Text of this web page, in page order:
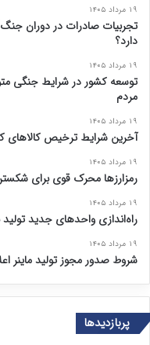
۱۹ مرداد ۱۴۰۵
تجربیات صادرات در دوران
دارد؟
۱۹ مرداد ۱۴۰۵
توسعه کشور در شرایط جنگی
مردم
۱۹ مرداد ۱۴۰۵
آخرین شرایط ترخیص کالاهای
۱۹ مرداد ۱۴۰۵
رمزارزها محرک قوی برای شکستن
۱۹ مرداد ۱۴۰۵
راه‌اندازی واحدهای جدید تولید
۱۹ مرداد ۱۴۰۵
شروط صدور مجوز تولید ماینر
پربازدیدها